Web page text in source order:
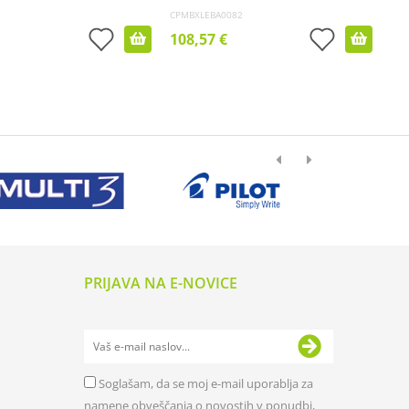
CPMBXLEBA0082
108,57 €
PRIJAVA NA E-NOVICE
Soglašam, da se moj e-mail uporablja za
namene obveščanja o novostih v ponudbi,